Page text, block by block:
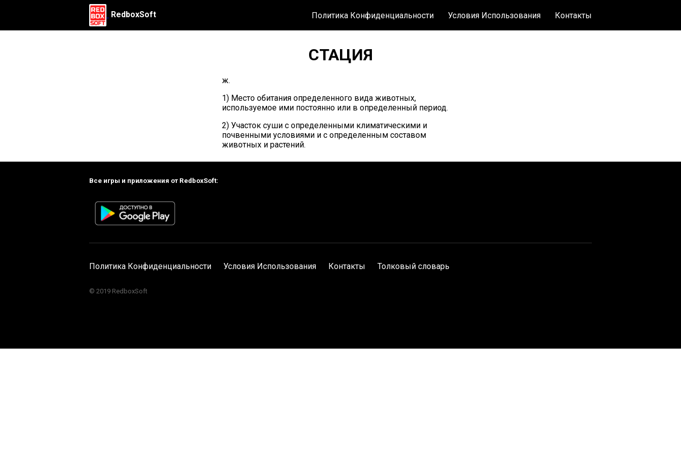
RedboxSoft Политика Конфиденциальности Условия Использования Контакты
СТАЦИЯ
ж.
1) Место обитания определенного вида животных,
используемое ими постоянно или в определенный период.
2) Участок суши с определенными климатическими и
почвенными условиями и с определенным составом
животных и растений.
Все игры и приложения от RedboxSoft:
Политика Конфиденциальности Условия Использования Контакты Толковый словарь
© 2019 RedboxSoft